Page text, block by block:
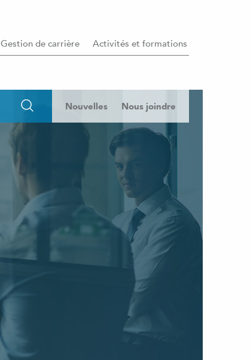
Gestion de carrière Activités et formations
Nouvelles Nous joindre